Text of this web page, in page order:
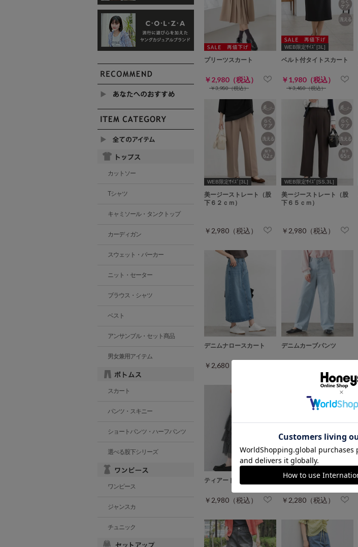
プリーツスカート
￥2,980（税込）
￥3,980（税込）
WEB限定ｻｲｽﾞ[3L]
ベルト付タイトスカート
￥1,980（税込）
￥3,480（税込）
WEB限定ｻｲｽﾞ[3L]
美ージーストレート（股
下６２ｃｍ）
￥2,980（税込）
WEB限定ｻｲｽﾞ[SS,3L]
美ージーストレート（股
下６５ｃｍ）
￥2,980（税込）
デニムナロースカート
￥2,680（税込）
デニムカーブパンツ
ティアードスカート
￥2,980（税込） ￥2,280（税込）
カットソー
Tシャツ
キャミソール・タンクトップ
カーディガン
スウェット・パーカー
ニット・セーター
ブラウス・シャツ
ベスト
アンサンブル・セット商品
男女兼用アイテム
スカート
パンツ・スキニー
ショートパンツ・ハーフパンツ
選べる股下シリーズ
ワンピース
ジャンスカ
チュニック